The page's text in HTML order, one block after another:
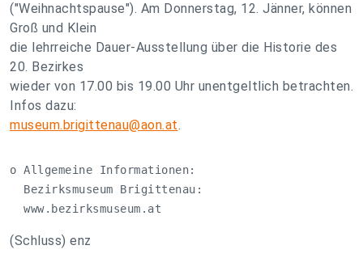
("Weihnachtspause"). Am Donnerstag, 12. Jänner, können
Groß und Klein
die lehrreiche Dauer-Ausstellung über die Historie des
20. Bezirkes
wieder von 17.00 bis 19.00 Uhr unentgeltlich betrachten.
Infos dazu:
museum.brigittenau@aon.at.
o Allgemeine Informationen:
  Bezirksmuseum Brigittenau:
  www.bezirksmuseum.at
(Schluss) enz